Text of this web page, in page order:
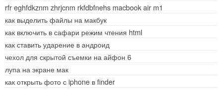
rfr eghfdkznm zhrjcnm rkfdbfnehs macbook air m1
как выделить файлы на макбук
как включить в сафари режим чтения html
как ставить ударение в андроид
чехол для скрытой съемки на айфон 6
лупа на экране мак
как открыть фото с iphone в finder